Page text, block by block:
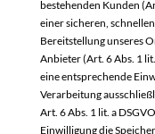
bestehenden Kunden
einer sicheren,
Bereitstellung unseres
Anbieter (Art. 6 Abs. 1
eine entsprechende
Verarbeitung
Art. 6 Abs. 1 lit. a
Einwilligung die